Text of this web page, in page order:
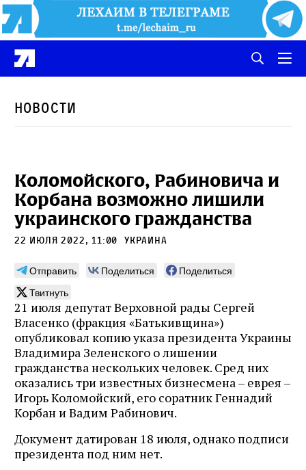
Новости
Коломойского, Рабиновича и
Корбана возможно лишили
украинского гражданства
22 июля 2022, 11:00 украина
Отправить Поделиться
Поделиться
Твитнуть
21 июля депутат Верховной рады Сергей
Власенко (фракция «Батькивщина»)
опубликовал копию указа президента Украины
Владимира Зеленского о лишении
гражданства нескольких человек. Сред них
оказались три известных бизнесмена – еврея –
Игорь Коломойский, его соратник Геннадий
Корбан и Вадим Рабинович.
Документ датирован 18 июля, однако подписи
президента под ним нет.